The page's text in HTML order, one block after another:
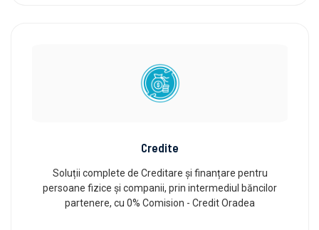
Credite
Soluții complete de Creditare și finanțare pentru
persoane fizice și companii, prin intermediul băncilor
partenere, cu 0% Comision - Credit Oradea